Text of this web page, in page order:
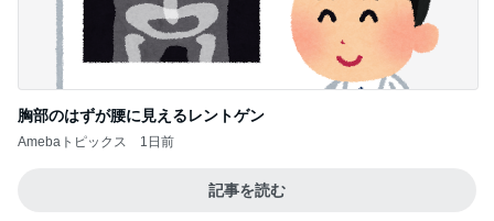
胸部のはずが腰に見えるレントゲン
Amebaトピックス 1日前
記事を読む